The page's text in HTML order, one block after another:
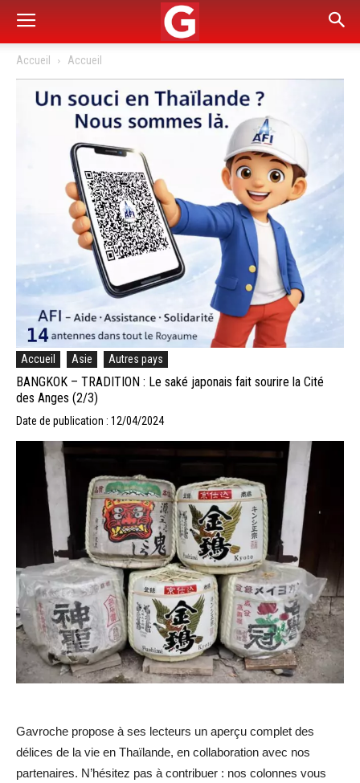
Accueil Accueil
Accueil Asie Autres pays
BANGKOK – TRADITION : Le saké japonais fait sourire la Cité
des Anges (2/3)
Date de publication : 12/04/2024
Gavroche propose à ses lecteurs un aperçu complet des
délices de la vie en Thaïlande, en collaboration avec nos
partenaires. N’hésitez pas à contribuer : nos colonnes vous